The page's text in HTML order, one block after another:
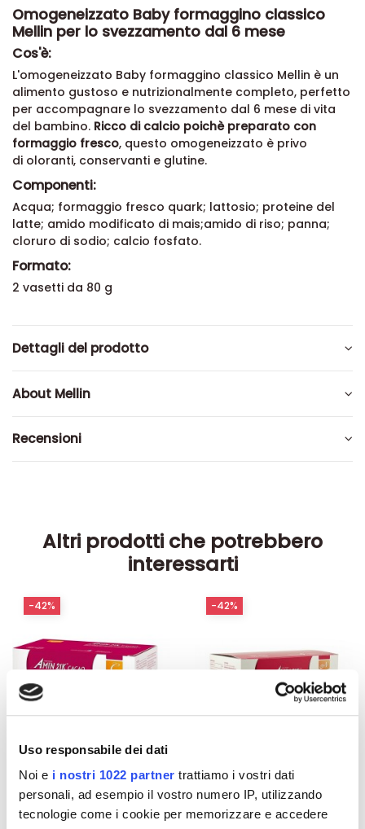
Uso responsabile dei dati
Noi e i nostri 1022 partner trattiamo i vostri dati
personali, ad esempio il vostro numero IP, utilizzando
tecnologie come i cookie per memorizzare e accedere
Omogeneizzato Baby formaggino classico
Mellin per lo svezzamento dal 6 mese
Cos'è:
L'omogeneizzato Baby formaggino classico Mellin è un
alimento gustoso e nutrizionalmente completo, perfetto
per accompagnare lo svezzamento dal 6 mese di vita
del bambino. Ricco di calcio poichè preparato con
formaggio fresco, questo omogeneizzato è privo
di oloranti, conservanti e glutine.
Componenti:
Acqua; formaggio fresco quark; lattosio; proteine del
latte; amido modificato di mais;amido di riso; panna;
cloruro di sodio; calcio fosfato.
Formato:
2 vasetti da 80 g
Dettagli del prodotto
About Mellin
Recensioni
Altri prodotti che potrebbero
interessarti
Integratori per dimagrire
-42%
Integratori per dimagrire
-42%